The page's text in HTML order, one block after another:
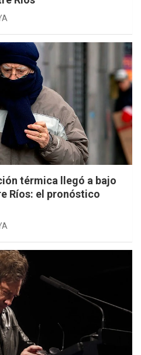
térmica llegó a bajo
Ríos: el pronóstico